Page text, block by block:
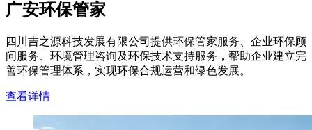
广安环保管家
四川吉之源科技发展有限公司提供环保管家服务、企业环保顾
问服务、环境管理咨询及环保技术支持服务，帮助企业建立完
善环保管理体系，实现环保合规运营和绿色发展。
查看详情